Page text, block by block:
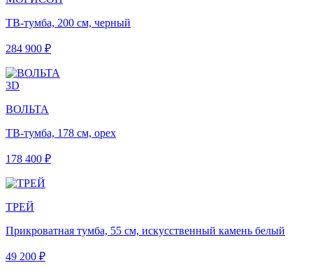
ТВ-тумба, 200 см, черный
284 900 ₽
3D
ВОЛЬТА
ТВ-тумба, 178 см, орех
178 400 ₽
ТРЕЙ
Прикроватная тумба, 55 см, искусственный камень белый
49 200 ₽